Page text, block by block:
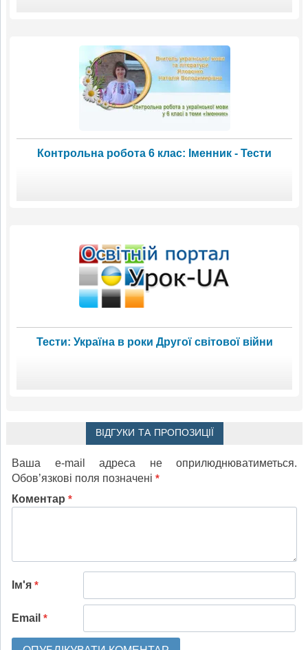
Контрольна робота 6 клас: Іменник - Тести
Тести: Україна в роки Другої світової війни
ВІДГУКИ ТА ПРОПОЗИЦІЇ
Ваша e-mail адреса не оприлюднюватиметься.
Обов’язкові поля позначені *
Коментар *
Ім'я *
Email *